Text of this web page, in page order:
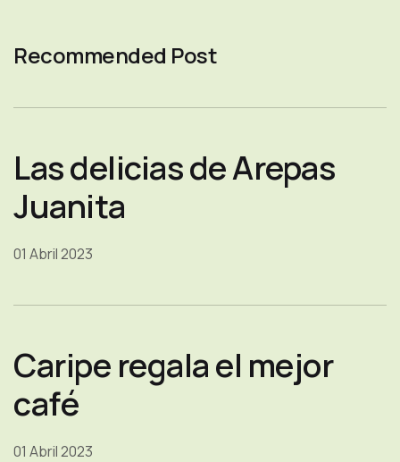
Recommended Post
Las delicias de Arepas
Juanita
01 Abril 2023
Caripe regala el mejor
café
01 Abril 2023